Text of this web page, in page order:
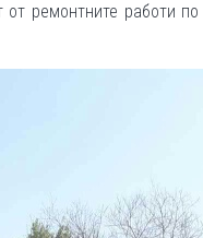
от ремонтните работи